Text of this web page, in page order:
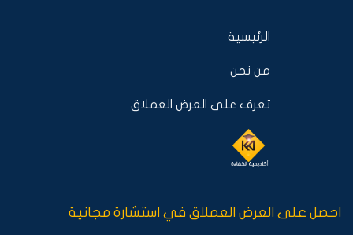
الرئيسية
من نحن
تعرف على العرض العملاق
احصل على العرض العملاق في استشارة مجانية